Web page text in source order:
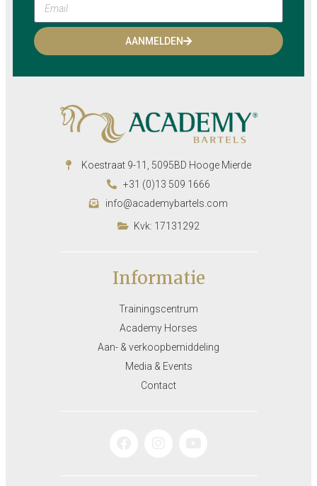
AANMELDEN
Koestraat 9-11, 5095BD Hooge Mierde
+31 (0)13 509 1666
info@academybartels.com
Kvk: 17131292
Informatie
Trainingscentrum
Academy Horses
Aan- & verkoopbemiddeling
Media & Events
Contact